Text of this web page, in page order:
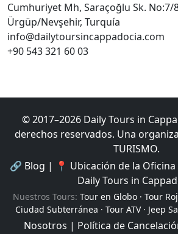
Cumhuriyet Mh, Saraçoğlu Sk. No:7/
Ürgüp/Nevşehir, Turquía
info@dailytoursincappadocia.com
+90 543 321 60 03
© 2017–2026 Daily Tours in
derechos reservados. Una
TURISMO.
🔗 Blog | 📍 Ubicación de la Oficina
Daily Tours in
Nuestros Tours: Tour en Globo · Tour
Ciudad Subterránea · Tour ATV· Jeep
Nosotros | Política de